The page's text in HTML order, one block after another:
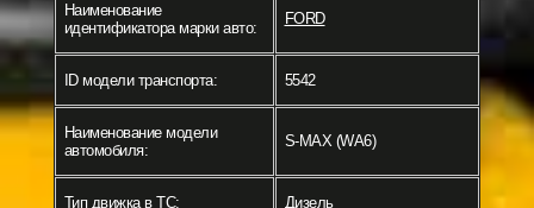
Наименование
идентификатора марки авто:
FORD
ID модели транспорта: 5542
Наименование модели
автомобиля:
S-MAX (WA6)
Тип движка в ТС: Дизель